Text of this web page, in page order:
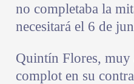
no completaba la
necesitará el 6 de
Quintín Flores, muy
complot en su